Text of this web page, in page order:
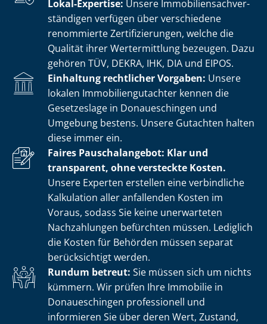
Lokal-Expertise: Unsere Im­mo­bi­li­en­sach­ver­
stän­di­gen verfügen über verschiedene
renommierte Zer­ti­fi­zie­run­gen, welche die
Qualität ihrer Wertermittlung bezeugen. Dazu
gehören TÜV, DEKRA, IHK, DIA und EIPOS.
Einhaltung rechtlicher Vorgaben: Unsere
lokalen Im­mo­bi­li­en­gut­ach­ter kennen die
Gesetzeslage in Donaueschingen und
Umgebung bestens. Unsere Gutachten halten
diese immer ein.
Faires Pauschalangebot: Klar und
transparent, ohne versteckte Kosten.
Unsere Experten erstellen eine verbindliche
Kalkulation aller anfallenden Kosten im
Voraus, sodass Sie keine unerwarteten
Nachzahlungen befürchten müssen. Lediglich
die Kosten für Behörden müssen separat
berücksichtigt werden.
Rundum betreut: Sie müssen sich um nichts
kümmern. Wir prüfen Ihre Immobilie in
Donaueschingen professionell und
informieren Sie über deren Wert, Zustand,